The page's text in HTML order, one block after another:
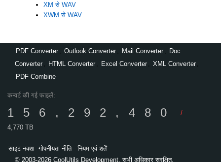
XM से WAV
XWM से WAV
PDF Converter Outlook Converter Mail Converter
Doc
Converter
HTML Converter Excel Converter XML Converter
PDF Combine
कन्वर्ट की गई फाइलें:
156,292,480
/
4,770 TB
साइट नक्शा गोपनीयता नीति
नियम एवं शर्तें
© 2003-2026 CoolUtils Development. सभी अधिकार सुरक्षित.